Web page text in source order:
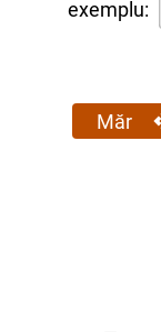
exemplu:
Măr